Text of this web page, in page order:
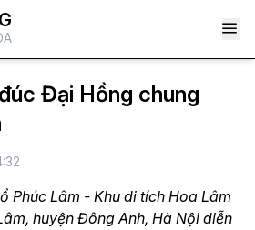
Đại Hồng chung
Phúc Lâm - Khu di tích Hoa Lâm
huyện Đông Anh, Hà Nội diễn